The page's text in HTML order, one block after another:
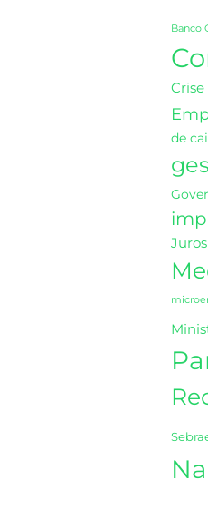
Banco
Crise
de
Juros